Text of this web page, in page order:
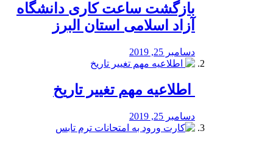
بازگشت ساعت کاری دانشگاه
آزاد اسلامی استان البرز
دسامبر 25, 2019
️ اطلاعیه مهم تغییر تاریخ
دسامبر 25, 2019